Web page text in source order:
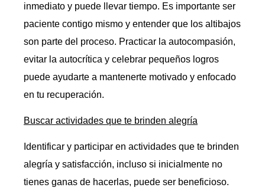
inmediato y puede llevar tiempo. Es importante ser
paciente contigo mismo y entender que los altibajos
son parte del proceso. Practicar la autocompasión,
evitar la autocrítica y celebrar pequeños logros
puede ayudarte a mantenerte motivado y enfocado
en tu recuperación.
Buscar actividades que te brinden alegría
Identificar y participar en actividades que te brinden
alegría y satisfacción, incluso si inicialmente no
tienes ganas de hacerlas, puede ser beneficioso.